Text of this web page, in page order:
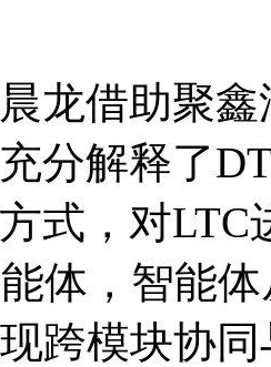
晨龙借助
分解释了DT
，对
体，智
现跨模块协